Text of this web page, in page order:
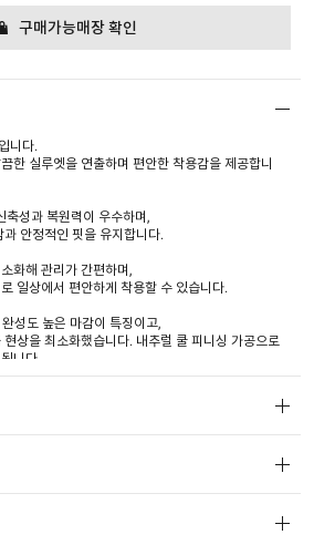
구매가능매장 확인
니다.
한 실루엣을 연출하며 편안한 착용감을 제공합니
축성과 복원력이 우수하며,
안정적인 핏을 유지합니다.
화해 관리가 간편하며,
일상에서 편안하게 착용할 수 있습니다.
성도 높은 마감이 특징이고,
상을 최소화했습니다. 내추럴 쿨 피니싱 가공으로
니다.